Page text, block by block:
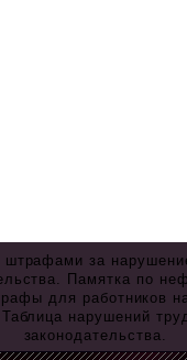
штрафами за
Памятка по
для работников
нарушений
законодательства.